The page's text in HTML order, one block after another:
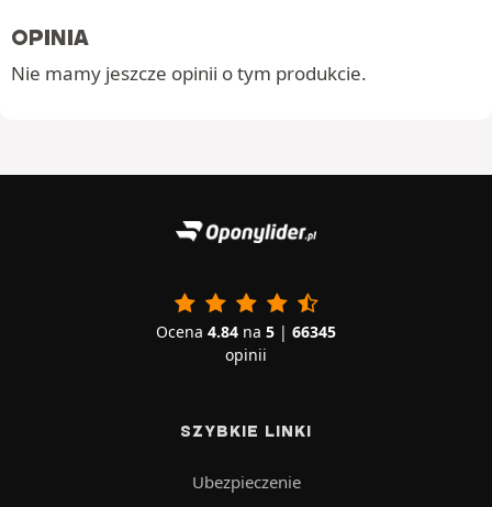
OPINIA
Nie mamy jeszcze opinii o tym produkcie.
Ocena 4.84 na 5 | 66345
opinii
SZYBKIE LINKI
Ubezpieczenie